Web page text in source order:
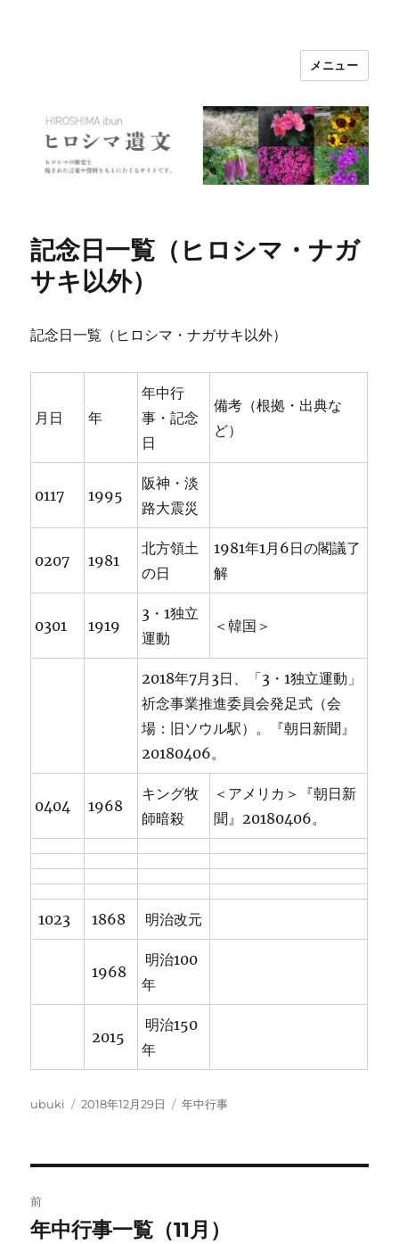
メニュー
記念日一覧（ヒロシマ・ナガ
サキ以外）
記念日一覧（ヒロシマ・ナガサキ以外）
月日 年
年中行
事・記念
日
備考（根拠・出典な
ど）
0117 1995
阪神・淡
路大震災
0207 1981
北方領土
の日
1981年1月6日の閣議了
解
0301 1919
3・1独立
運動
＜韓国＞
2018年7月3日、「3・1独立運動」
祈念事業推進委員会発足式（会
場：旧ソウル駅）。『朝日新聞』
20180406。
0404 1968
キング牧
師暗殺
＜アメリカ＞『朝日新
聞』20180406。
1023 1868 明治改元
1968
明治100
年
2015
明治150
年
投
ubuki
投
2018年12月29日
カ
年中行事
稿
前
前
年中行事一覧（11月）